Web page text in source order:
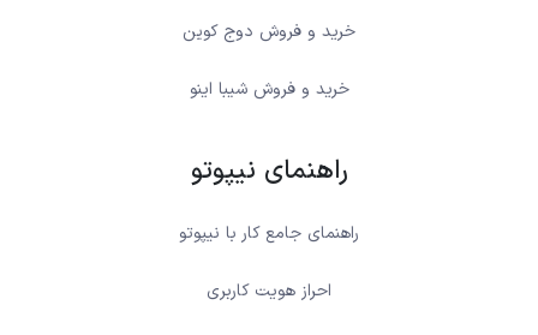
خرید و فروش دوج کوین
خرید و فروش شیبا اینو
راهنمای نیپوتو
راهنمای جامع کار با نیپوتو
احراز هویت کاربری